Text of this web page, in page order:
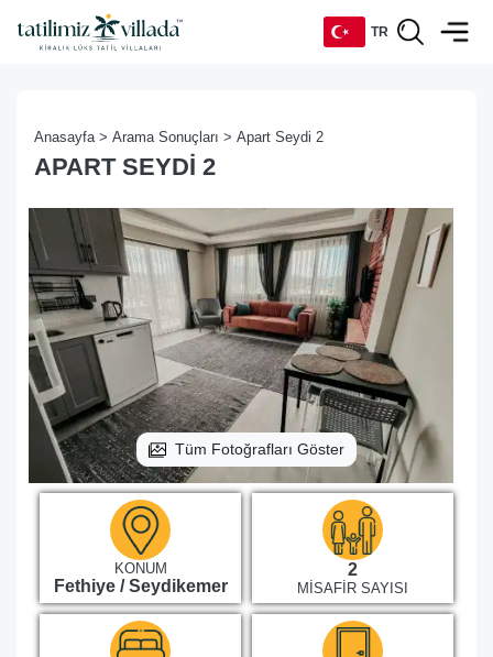
TR
RU
Anasayfa > Arama Sonuçları > Apart Seydi 2
APART SEYDI 2
Tüm Fotoğrafları Göster
KONUM
Fethiye / Seydikemer
2
MISAFIR SAYISI